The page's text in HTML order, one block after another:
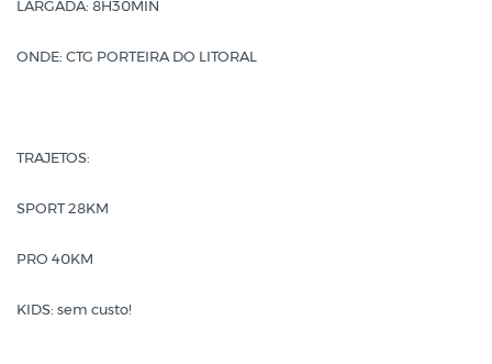
LARGADA: 8H30MIN
ONDE: CTG PORTEIRA DO LITORAL
TRAJETOS:
SPORT 28KM
PRO 40KM
KIDS: sem custo!